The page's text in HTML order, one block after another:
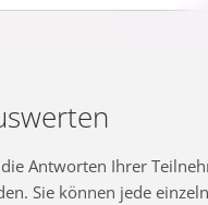
Antworten Ihrer
Sie können jede